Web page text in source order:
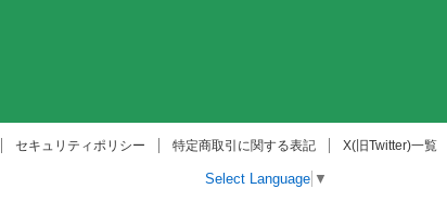
セキュリティポリシー 特定商取引に関する表記 X(旧Twitter)一覧
Select Language ▼